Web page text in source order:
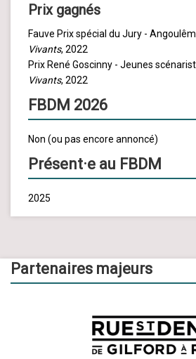
Prix gagnés
Fauve Prix spécial du Jury -
Vivants, 2022
Prix René Goscinny - Jeunes
Vivants, 2022
FBDM 2026
Non (ou pas encore annoncé)
Présent·e au FBDM
2025
Partenaires majeurs